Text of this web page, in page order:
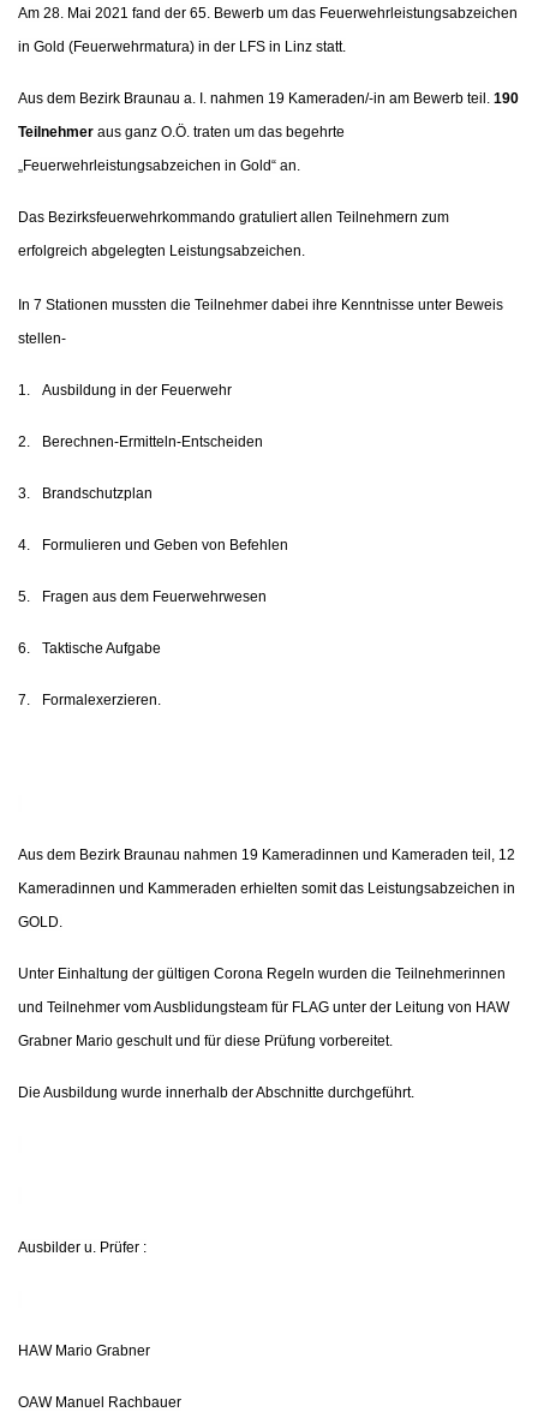
Am 28. Mai 2021 fand der 65. Bewerb um das Feuerwehrleistungsabzeichen
in Gold (Feuerwehrmatura) in der LFS in Linz statt.
Aus dem Bezirk Braunau a. I. nahmen 19 Kameraden/-in am Bewerb teil. 190
Teilnehmer aus ganz O.Ö. traten um das begehrte
„Feuerwehrleistungsabzeichen in Gold“ an.
Das Bezirksfeuerwehrkommando gratuliert allen Teilnehmern zum
erfolgreich abgelegten Leistungsabzeichen.
In 7 Stationen mussten die Teilnehmer dabei ihre Kenntnisse unter Beweis
stellen-
1. Ausbildung in der Feuerwehr
2. Berechnen-Ermitteln-Entscheiden
3. Brandschutzplan
4. Formulieren und Geben von Befehlen
5. Fragen aus dem Feuerwehrwesen
6. Taktische Aufgabe
7. Formalexerzieren.
Aus dem Bezirk Braunau nahmen 19 Kameradinnen und Kameraden teil, 12
Kameradinnen und Kammeraden erhielten somit das Leistungsabzeichen in
GOLD.
Unter Einhaltung der gültigen Corona Regeln wurden die Teilnehmerinnen
und Teilnehmer vom Ausblidungsteam für FLAG unter der Leitung von HAW
Grabner Mario geschult und für diese Prüfung vorbereitet.
Die Ausbildung wurde innerhalb der Abschnitte durchgeführt.
Ausbilder u. Prüfer :
HAW Mario Grabner
OAW Manuel Rachbauer